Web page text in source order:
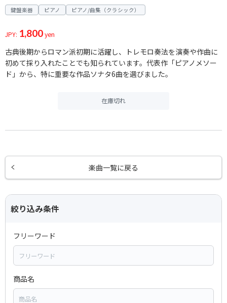
鍵盤楽器 ピアノ ピアノ/曲集（クラシック）
JPY: 1,800yen
古典後期からロマン派初期に活躍し、トレモロ奏法を演奏や作曲に
初めて採り入れたことでも知られています。代表作「ピアノメソー
ド」から、特に重要な作品ソナタ6曲を選びました。
在庫切れ
楽曲一覧に戻る
絞り込み条件
フリーワード
商品名